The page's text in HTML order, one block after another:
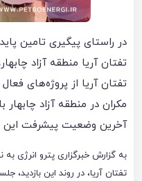
در راستای پیگیری تامین
تفتان آریا منطقه آزاد
تفتان آریا از پروژه‌های
مکران در منطقه آزاد چابهار
آخرین وضعیت پیشرفت این
به گزارش خبرگزاری پترو انرژی
تفتان آریا، در روند این